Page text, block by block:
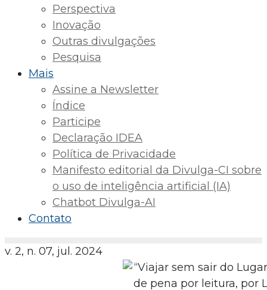
Perspectiva
Inovação
Outras divulgações
Pesquisa
Mais
Assine a Newsletter
Índice
Participe
Declaração IDEA
Política de Privacidade
Manifesto editorial da Divulga-CI sobre
o uso de inteligência artificial (IA)
Chatbot Divulga-AI
Contato
v. 2, n. 07, jul. 2024